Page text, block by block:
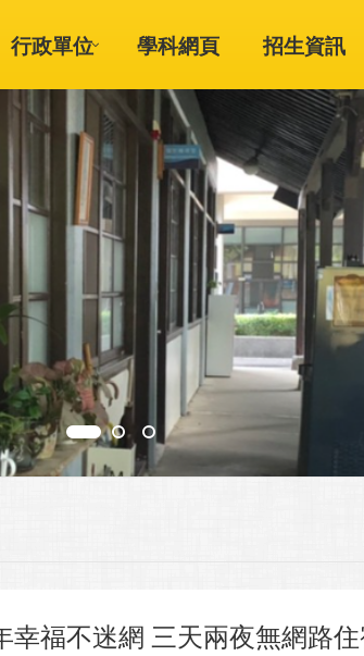
行政單位 學科網頁 招生資訊
福不迷網 三天兩夜無網路